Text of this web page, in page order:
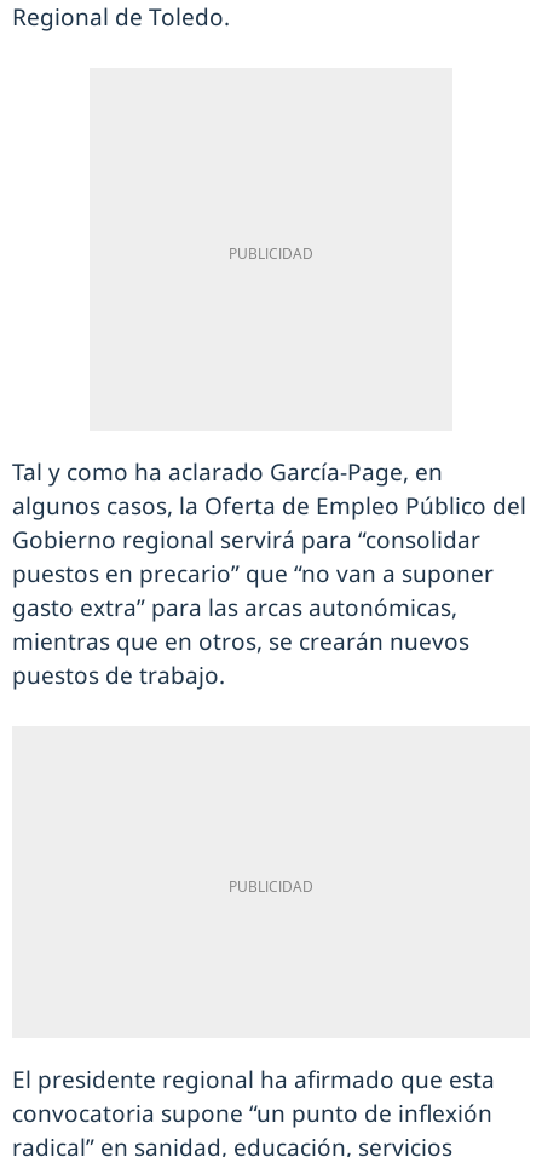
Regional de Toledo.
Tal y como ha aclarado García-Page, en
algunos casos, la Oferta de Empleo Público del
Gobierno regional servirá para “consolidar
puestos en precario” que “no van a suponer
gasto extra” para las arcas autonómicas,
mientras que en otros, se crearán nuevos
puestos de trabajo.
El presidente regional ha afirmado que esta
convocatoria supone “un punto de inflexión
radical” en sanidad, educación, servicios